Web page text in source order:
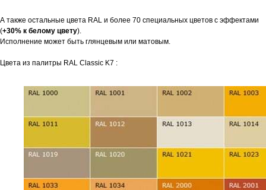
А также остальные цвета RAL и более 70 специальных цветов с эффектами
(+30% к белому цвету).
Исполнение может быть глянцевым или матовым.
Цвета из палитры RAL Classic K7 :